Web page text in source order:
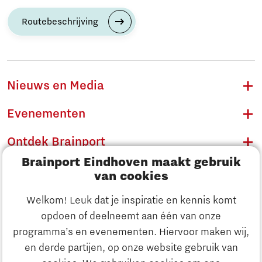
Brainport Eindhoven maakt gebruik
van cookies
Welkom! Leuk dat je inspiratie en kennis komt
opdoen of deelneemt aan één van onze
programma’s en evenementen. Hiervoor maken wij,
en derde partijen, op onze website gebruik van
Ontdek Brainport
Routebeschrijving
Nieuws en Media
Evenementen
Ontdek Brainport
Innovatie
Ondernemen
Onderwijs
Maatschappelijk